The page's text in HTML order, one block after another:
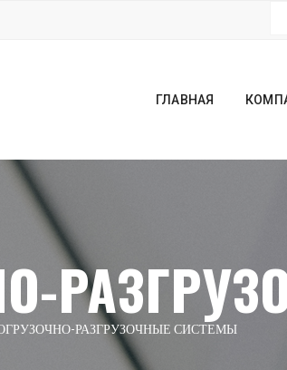
ГЛАВНАЯ
РАЗГРУЗОЧНЫЕ СИСТЕМЫ